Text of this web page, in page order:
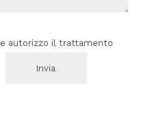
e autorizzo il trattamento